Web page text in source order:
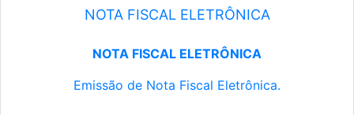
NOTA FISCAL ELETRÔNICA
NOTA FISCAL ELETRÔNICA
Emissão de Nota Fiscal Eletrônica.